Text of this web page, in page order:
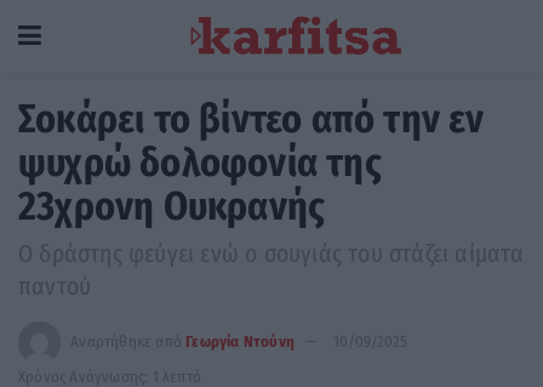
Σοκάρει το βίντεο από την εν
ψυχρώ δολοφονία της
23χρονη Ουκρανής
Ο δράστης φεύγει ενώ ο σουγιάς του στάζει αίματα
παντού
Αναρτήθηκε από Γεωργία Ντούνη
10/09/2025
Χρόνος Ανάγνωσης: 1 λεπτό